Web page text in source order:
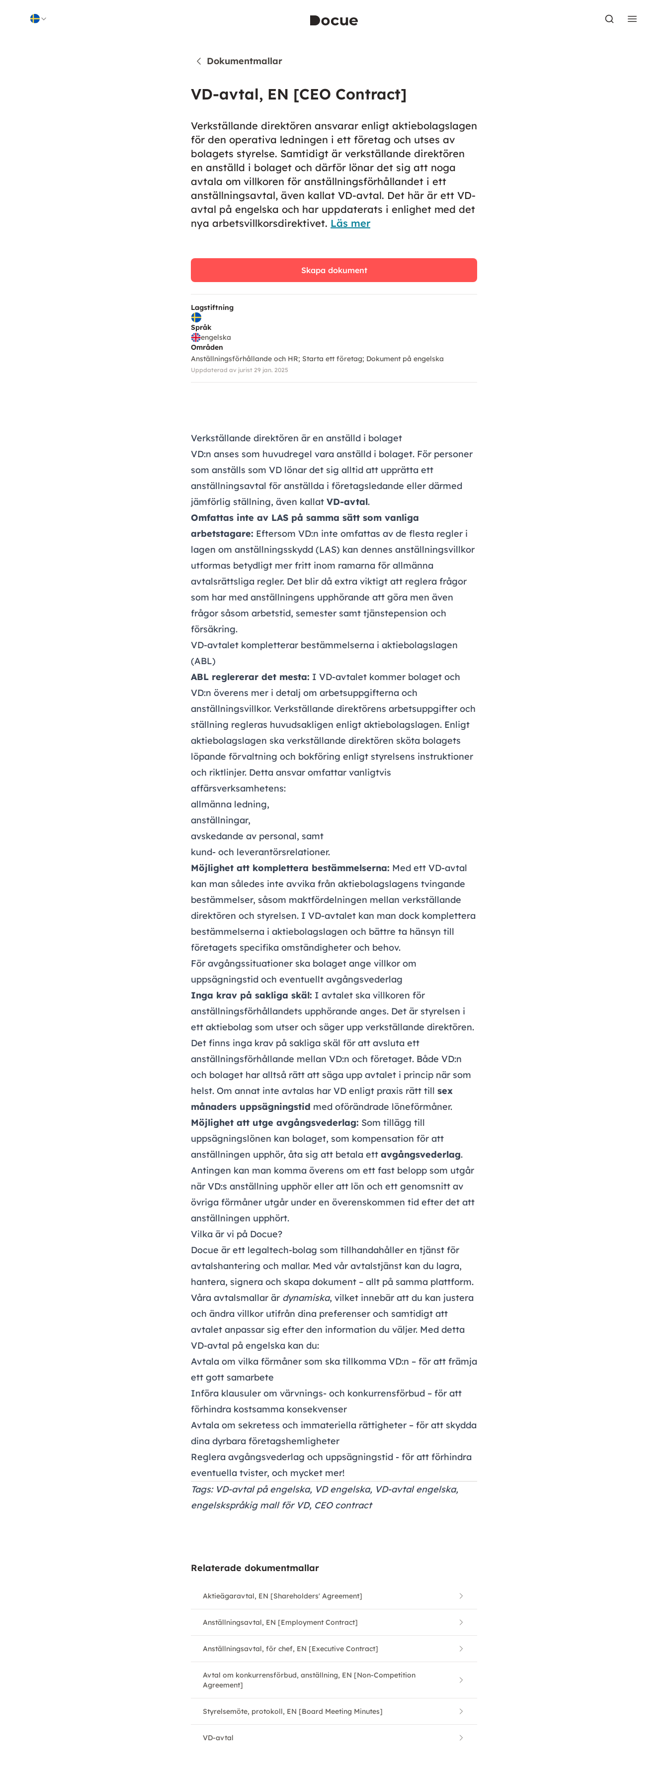
Dokumentmallar
VD-avtal, EN [CEO Contract]
Verkställande direktören ansvarar enligt aktiebolagslagen
för den operativa ledningen i ett företag och utses av
bolagets styrelse. Samtidigt är verkställande direktören
en anställd i bolaget och därför lönar det sig att noga
avtala om villkoren för anställningsförhållandet i ett
anställningsavtal, även kallat VD-avtal. Det här är ett VD-
avtal på engelska och har uppdaterats i enlighet med det
nya arbetsvillkorsdirektivet. Läs mer
Lagstiftning
Språk
engelska
Områden
Anställningsförhållande och HR Starta ett företag Dokument på engelska
Uppdaterad av jurist 29 jan. 2025
Skapa dokument
Verkställande direktören är en anställd i bolaget
VD:n anses som huvudregel vara anställd i bolaget. För personer
som anställs som VD lönar det sig alltid att upprätta ett
anställningsavtal för anställda i företagsledande eller därmed
jämförlig ställning, även kallat VD-avtal.
Omfattas inte av LAS på samma sätt som vanliga
arbetstagare: Eftersom VD:n inte omfattas av de flesta regler i
lagen om anställningsskydd (LAS) kan dennes anställningsvillkor
utformas betydligt mer fritt inom ramarna för allmänna
avtalsrättsliga regler. Det blir då extra viktigt att reglera frågor
som har med anställningens upphörande att göra men även
frågor såsom arbetstid, semester samt tjänstepension och
försäkring.
VD-avtalet kompletterar bestämmelserna i aktiebolagslagen
(ABL)
ABL reglererar det mesta: I VD-avtalet kommer bolaget och
VD:n överens mer i detalj om arbetsuppgifterna och
anställningsvillkor. Verkställande direktörens arbetsuppgifter och
ställning regleras huvudsakligen enligt aktiebolagslagen. Enligt
aktiebolagslagen ska verkställande direktören sköta bolagets
löpande förvaltning och bokföring enligt styrelsens instruktioner
och riktlinjer. Detta ansvar omfattar vanligtvis
affärsverksamhetens:
allmänna ledning,
anställningar,
avskedande av personal, samt
kund- och leverantörsrelationer.
Möjlighet att komplettera bestämmelserna: Med ett VD-avtal
kan man således inte avvika från aktiebolagslagens tvingande
bestämmelser, såsom maktfördelningen mellan verkställande
direktören och styrelsen. I VD-avtalet kan man dock komplettera
bestämmelserna i aktiebolagslagen och bättre ta hänsyn till
företagets specifika omständigheter och behov.
För avgångssituationer ska bolaget ange villkor om
uppsägningstid och eventuellt avgångsvederlag
Inga krav på sakliga skäl: I avtalet ska villkoren för
anställningsförhållandets upphörande anges. Det är styrelsen i
ett aktiebolag som utser och säger upp verkställande direktören.
Det finns inga krav på sakliga skäl för att avsluta ett
anställningsförhållande mellan VD:n och företaget. Både VD:n
och bolaget har alltså rätt att säga upp avtalet i princip när som
helst. Om annat inte avtalas har VD enligt praxis rätt till sex
månaders uppsägningstid med oförändrade löneförmåner.
Möjlighet att utge avgångsvederlag: Som tillägg till
uppsägningslönen kan bolaget, som kompensation för att
anställningen upphör, åta sig att betala ett avgångsvederlag.
Antingen kan man komma överens om ett fast belopp som utgår
när VD:s anställning upphör eller att lön och ett genomsnitt av
övriga förmåner utgår under en överenskommen tid efter det att
anställningen upphört.
Vilka är vi på Docue?
Docue är ett legaltech-bolag som tillhandahåller en tjänst för
avtalshantering och mallar. Med vår avtalstjänst kan du lagra,
hantera, signera och skapa dokument – allt på samma plattform.
Våra avtalsmallar är dynamiska, vilket innebär att du kan justera
och ändra villkor utifrån dina preferenser och samtidigt att
avtalet anpassar sig efter den information du väljer. Med detta
VD-avtal på engelska kan du:
Avtala om vilka förmåner som ska tillkomma VD:n – för att främja
ett gott samarbete
Införa klausuler om värvnings- och konkurrensförbud – för att
förhindra kostsamma konsekvenser
Avtala om sekretess och immateriella rättigheter – för att skydda
dina dyrbara företagshemligheter
Reglera avgångsvederlag och uppsägningstid - för att förhindra
eventuella tvister, och mycket mer!
Tags: VD-avtal på engelska, VD engelska, VD-avtal engelska,
engelskspråkig mall för VD, CEO contract
Relaterade dokumentmallar
Aktieägaravtal, EN [Shareholders' Agreement]
Anställningsavtal, EN [Employment Contract]
Anställningsavtal, för chef, EN [Executive Contract]
Avtal om konkurrensförbud, anställning, EN [Non-Competition
Agreement]
Styrelsemöte, protokoll, EN [Board Meeting Minutes]
VD-avtal